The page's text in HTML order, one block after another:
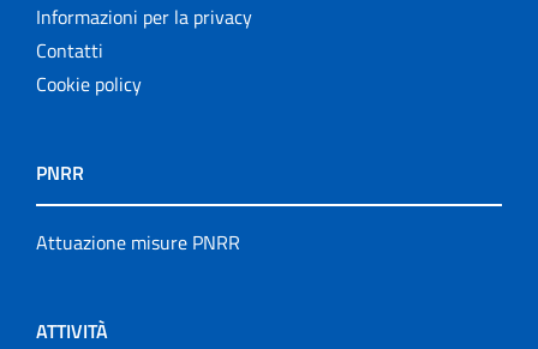
Informazioni per la privacy
Contatti
Cookie policy
PNRR
Attuazione misure PNRR
ATTIVITÀ